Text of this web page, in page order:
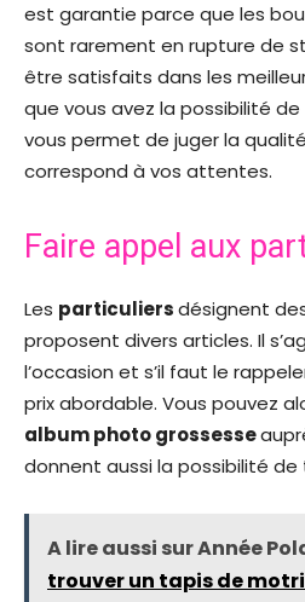
est garantie parce que les
sont rarement en rupture de
être satisfaits dans les
que vous avez la possibilité
vous permet de juger la
correspond à vos attentes.
Faire appel aux
Les particuliersdésignent
proposent divers articles. Il
l’occasion et s’il faut le
prix abordable. Vous pouvez
album photo grossesse
donnent aussi la possibilité de
A lire aussi sur Année
trouver un tapis de